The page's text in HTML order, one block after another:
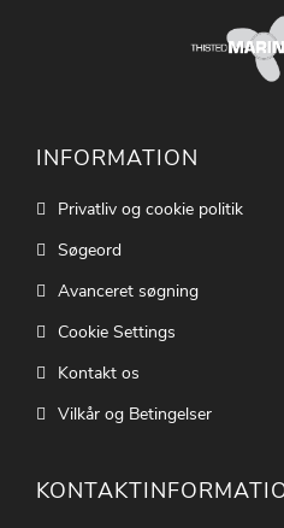
INFORMATION
Privatliv og cookie politik
Søgeord
Avanceret søgning
Cookie Settings
Kontakt os
Vilkår og Betingelser